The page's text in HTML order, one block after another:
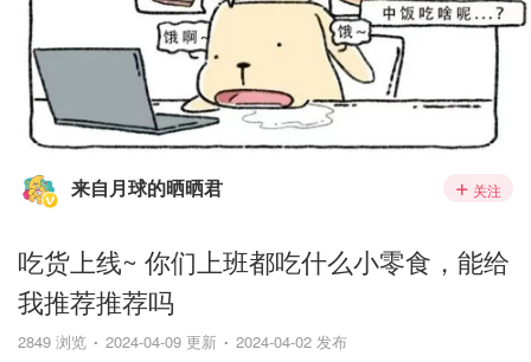
来自月球的晒晒君 关注
吃货上线~ 你们上班都吃什么小零食，能给
我推荐推荐吗
2849 浏览 2024-04-09 更新 2024-04-02 发布